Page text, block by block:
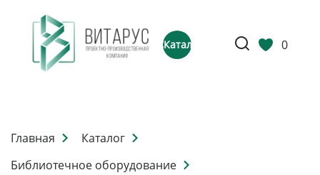
Каталог 0
Главная
Каталог
Библиотечное оборудование